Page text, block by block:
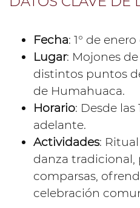
Fecha: 1° de
Lugar: Mojones
distintos puntos
de Humahuaca.
Horario: Desde las
adelante.
Actividades:
danza
comparsas,
celebración